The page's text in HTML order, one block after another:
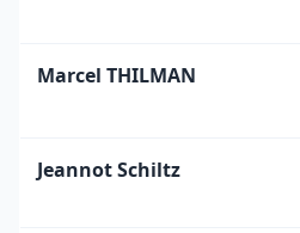
Marcel THILMAN
Jeannot Schiltz